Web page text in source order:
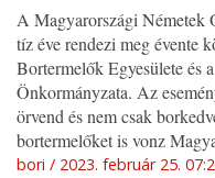
A Magyarországi Németek
tíz éve rendezi meg évente
Bortermelők Egyesülete és
Önkormányzata. Az
örvend és nem csak
bortermelőket is vonz
bori 2023. február 25.